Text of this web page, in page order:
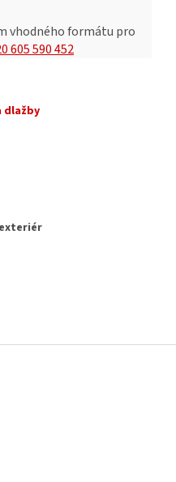
vhodného formátu pro
605 590 452
dlažby